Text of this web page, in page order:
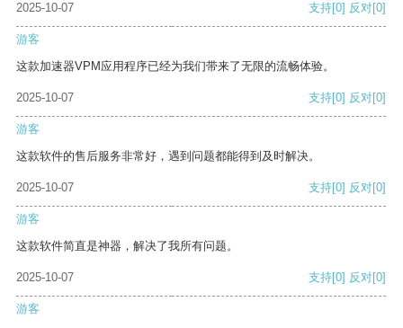
2025-10-07 支持[0] 反对[0]
游客
这款加速器VPM应用程序已经为我们带来了无限的流畅体验。
2025-10-07 支持[0] 反对[0]
游客
这款软件的售后服务非常好，遇到问题都能得到及时解决。
2025-10-07 支持[0] 反对[0]
游客
这款软件简直是神器，解决了我所有问题。
2025-10-07 支持[0] 反对[0]
游客